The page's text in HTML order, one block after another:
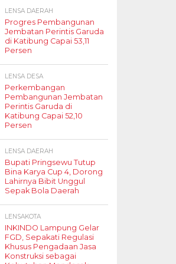
LENSA DAERAH
Progres Pembangunan
Jembatan Perintis Garuda
di Katibung Capai 53,11
Persen
LENSA DESA
Perkembangan
Pembangunan Jembatan
Perintis Garuda di
Katibung Capai 52,10
Persen
LENSA DAERAH
Bupati Pringsewu Tutup
Bina Karya Cup 4, Dorong
Lahirnya Bibit Unggul
Sepak Bola Daerah
LENSAKOTA
INKINDO Lampung Gelar
FGD, Sepakati Regulasi
Khusus Pengadaan Jasa
Konstruksi sebagai